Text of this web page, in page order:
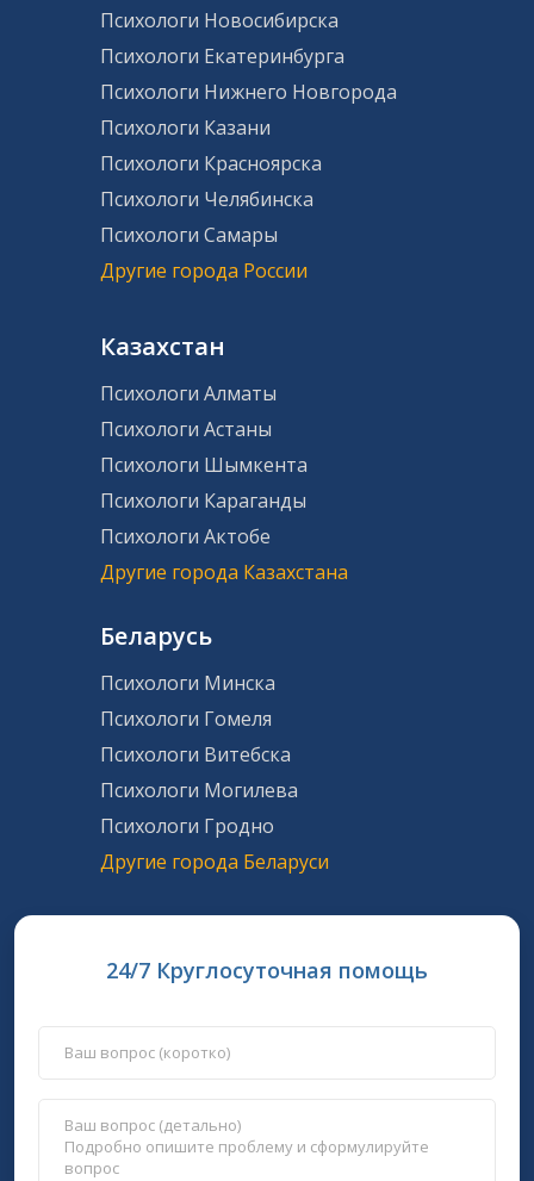
Психологи Новосибирска
Психологи Екатеринбурга
Психологи Нижнего Новгорода
Психологи Казани
Психологи Красноярска
Психологи Челябинска
Психологи Самары
Другие города России
Казахстан
Психологи Алматы
Психологи Астаны
Психологи Шымкента
Психологи Караганды
Психологи Актобе
Другие города Казахстана
Беларусь
Психологи Минска
Психологи Гомеля
Психологи Витебска
Психологи Могилева
Психологи Гродно
Другие города Беларуси
24/7 Круглосуточная помощь